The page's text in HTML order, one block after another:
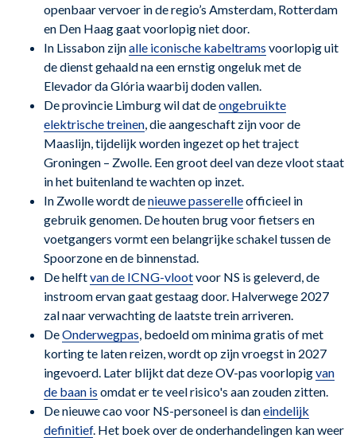
openbaar vervoer in de regio’s Amsterdam, Rotterdam
en Den Haag gaat voorlopig niet door.
In Lissabon zijnalle iconische kabeltrams voorlopig uit
de dienst gehaald na een ernstig ongeluk met de
Elevador da Glória waarbij doden vallen.
De provincie Limburg wil dat deongebruikte
elektrische treinen, die aangeschaft zijn voor de
Maaslijn, tijdelijk worden ingezet op het traject
Groningen – Zwolle. Een groot deel van deze vloot staat
in het buitenland te wachten op inzet.
In Zwolle wordt denieuwe passerelleofficieel in
gebruik genomen. De houten brug voor fietsers en
voetgangers vormt een belangrijke schakel tussen de
Spoorzone en de binnenstad.
De helftvan de ICNG-vlootvoor NS is geleverd, de
instroom ervan gaat gestaag door. Halverwege 2027
zal naar verwachting de laatste trein arriveren.
DeOnderwegpas, bedoeld om minima gratis of met
korting te laten reizen, wordt op zijn vroegst in 2027
ingevoerd. Later blijkt dat deze OV-pas voorlopigvan
de baan is omdat er te veel risico's aan zouden zitten.
De nieuwe cao voor NS-personeel is daneindelijk
definitief. Het boek over de onderhandelingen kan weer